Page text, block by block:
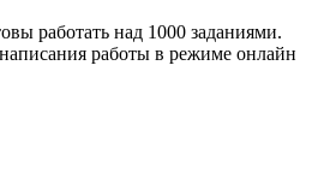
работать над 1000 заданиями.
работы в режиме онлайн